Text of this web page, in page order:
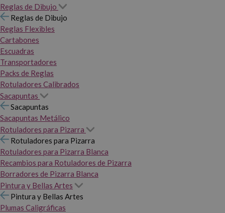
Reglas de Dibujo
Reglas de Dibujo
Reglas Flexibles
Cartabones
Escuadras
Transportadores
Packs de Reglas
Rotuladores Calibrados
Sacapuntas
Sacapuntas
Sacapuntas Metálico
Rotuladores para Pizarra
Rotuladores para Pizarra
Rotuladores para Pizarra Blanca
Recambios para Rotuladores de Pizarra
Borradores de Pizarra Blanca
Pintura y Bellas Artes
Pintura y Bellas Artes
Plumas Caligráficas